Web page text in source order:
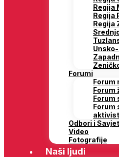
Regija
Regija
Regija
Forumi
Forum
Forum
Forum
Forum
Odbori i
Video
Fotografije
Naši ljudi